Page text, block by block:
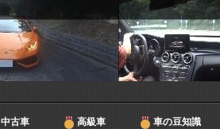
中古車 高級車 車の豆知識